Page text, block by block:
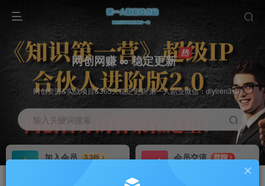
网创网赚 ∞ 稳定更新
网创资源&实战项目&365天稳定更新 第一人副业微信：diyiren3
输入关键词搜索
加入会员
3.3折
会员交流
群聊